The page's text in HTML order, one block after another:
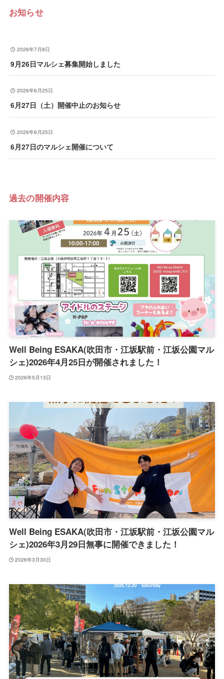
お知らせ
2026年7月8日
9月26日マルシェ募集開始しました
2026年6月25日
6月27日（土）開催中止のお知らせ
2026年6月25日
6月27日のマルシェ開催について
過去の開催内容
Well Being ESAKA(吹田市・江坂駅前・江坂公園マル
シェ)2026年4月25日が開催されました！
2026年5月13日
Well Being ESAKA(吹田市・江坂駅前・江坂公園マル
シェ)2026年3月29日無事に開催できました！
2026年3月30日